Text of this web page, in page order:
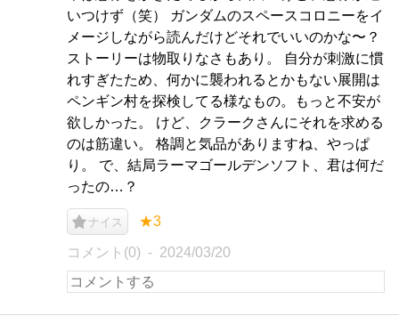
いつけず（笑） ガンダムのスペースコロニーをイ
メージしながら読んだけどそれでいいのかな〜？
ストーリーは物取りなさもあり。 自分が刺激に慣
れすぎたため、何かに襲われるとかもない展開は
ペンギン村を探検してる様なもの。もっと不安が
欲しかった。 けど、クラークさんにそれを求める
のは筋違い。 格調と気品がありますね、やっぱ
り。 で、結局ラーマゴールデンソフト、君は何だ
ったの…？
ナイス ★3
コメント(0) 2024/03/20